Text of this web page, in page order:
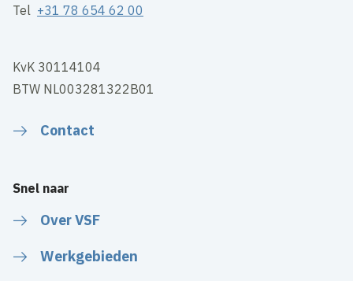
Tel +31 78 654 62 00
KvK 30114104
BTW NL003281322B01
Contact
Snel naar
Over VSF
Werkgebieden